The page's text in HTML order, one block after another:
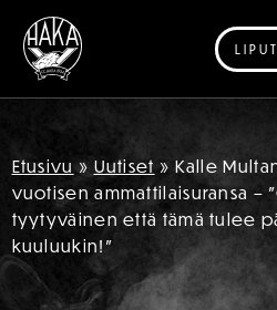
Siirry sisältöön
LIPUT
Etusivu » Uutiset » Kalle
vuotisen ammattilaisuransa –
tyytyväinen että tämä tulee
kuuluukin!”